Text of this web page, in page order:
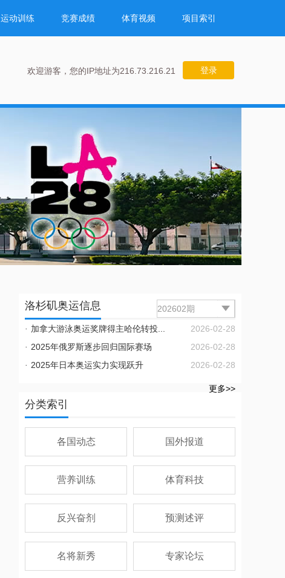
运动训练 竞赛成绩 体育视频 项目索引
欢迎游客，您的IP地址为216.73.216.21 登录
洛杉矶奥运信息
· 加拿大游泳奥运奖牌得主哈伦转投...
2026-02-28
· 2025年俄罗斯逐步回归国际赛场
2026-02-28
· 2025年日本奥运实力实现跃升 2026-02-28
更多>>
分类索引
各国动态 国外报道
营养训练 体育科技
反兴奋剂 预测述评
名将新秀 专家论坛